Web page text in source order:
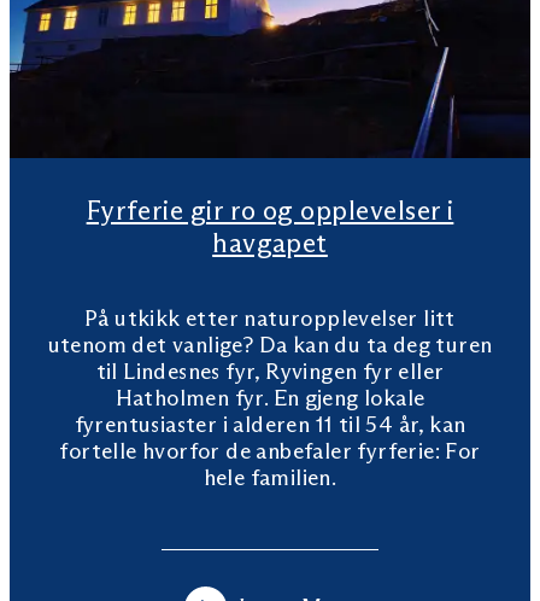
Fyrferie gir ro og opplevelser i
havgapet
På utkikk etter naturopplevelser litt
utenom det vanlige? Da kan du ta deg turen
til Lindesnes fyr, Ryvingen fyr eller
Hatholmen fyr. En gjeng lokale
fyrentusiaster i alderen 11 til 54 år, kan
fortelle hvorfor de anbefaler fyrferie: For
hele familien.